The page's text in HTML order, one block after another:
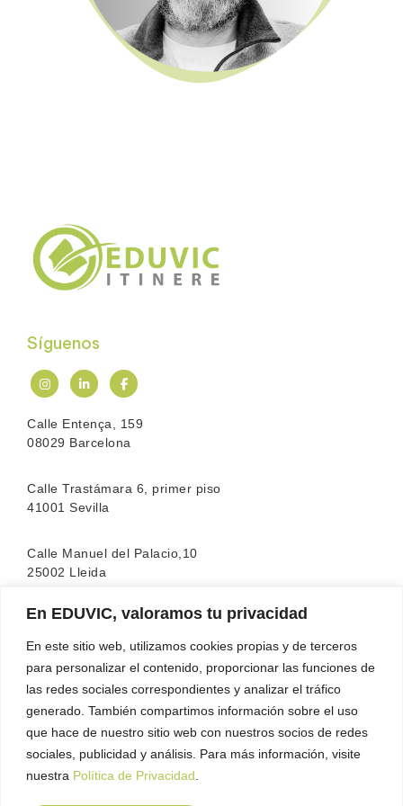
En EDUVIC, valoramos tu privacidad
En este sitio web, utilizamos cookies propias y de terceros
para personalizar el contenido, proporcionar las funciones de
las redes sociales correspondientes y analizar el tráfico
generado. También compartimos información sobre el uso
que hace de nuestro sitio web con nuestros socios de redes
sociales, publicidad y análisis. Para más información, visite
nuestra Política de Privacidad
Síguenos
Calle Entença, 159
08029 Barcelona
Calle Trastámara 6, primer piso
41001 Sevilla
Calle Manuel del Palacio,10
25002 Lleida
La escuela cuenta con la acreditación de laFEATF